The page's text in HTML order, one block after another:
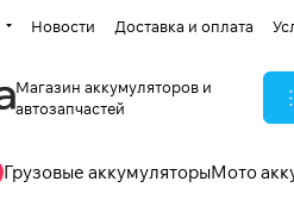
Новости Доставка и оплата
Магазин аккумуляторов и
автозапчастей
Грузовые аккумуляторыМото